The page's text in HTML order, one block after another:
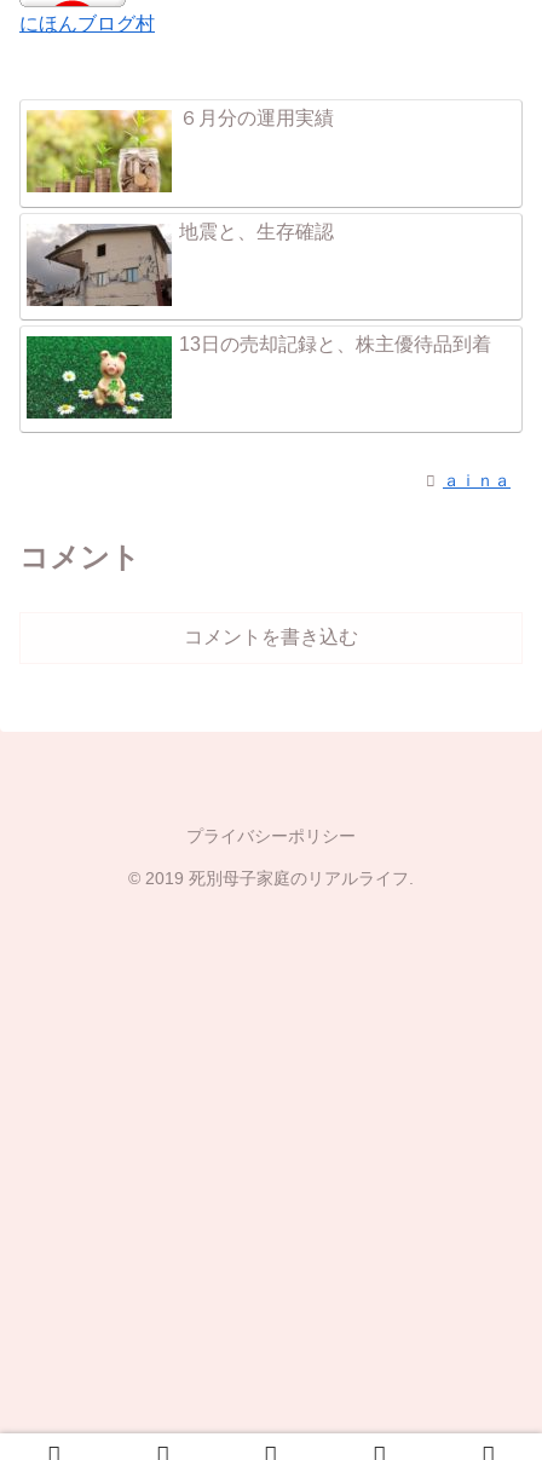
にほんブログ村
６月分の運用実績
地震と、生存確認
13日の売却記録と、株主優待品到着
ａｉｎａ
コメント
コメントを書き込む
プライバシーポリシー
© 2019 死別母子家庭のリアルライフ.